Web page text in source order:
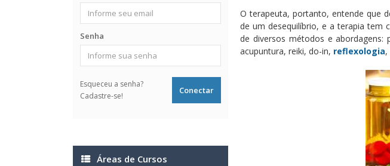
Senha
Esqueceu a senha?
Cadastre-se!
Áreas de Cursos
O terapeuta, portanto, entende que
de um desequilíbrio, e a terapia tem
de diversos métodos e abordagens:
acupuntura, reiki, do-in, reflexologia,